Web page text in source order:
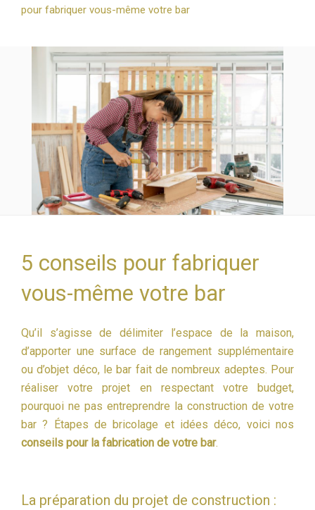
pour fabriquer vous-même votre bar
5 conseils pour fabriquer
vous-même votre bar
Qu’il s’agisse de délimiter l’espace de la maison,
d’apporter une surface de rangement supplémentaire
ou d’objet déco, le bar fait de nombreux adeptes. Pour
réaliser votre projet en respectant votre budget,
pourquoi ne pas entreprendre la construction de votre
bar ? Étapes de bricolage et idées déco, voici nos
conseils pour la fabrication de votre bar.
La préparation du projet de construction :